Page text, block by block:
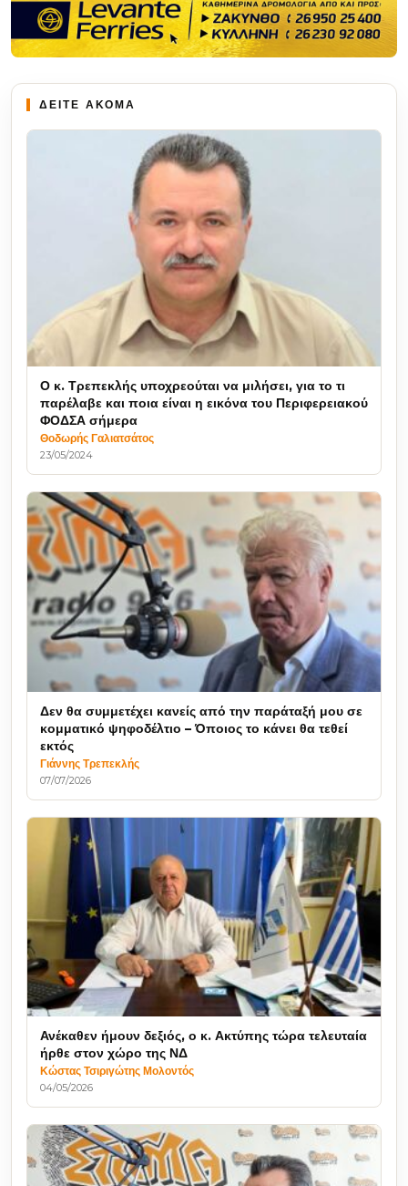
ΔΕΙΤΕ ΑΚΟΜΑ
Ο κ. Τρεπεκλής υποχρεούται να μιλήσει, για το τι
παρέλαβε και ποια είναι η εικόνα του Περιφερειακού
ΦΟΔΣΑ σήμερα
Θοδωρής Γαλιατσάτος
23/05/2024
Δεν θα συμμετέχει κανείς από την παράταξή μου σε
κομματικό ψηφοδέλτιο – Όποιος το κάνει θα τεθεί
εκτός
Γιάννης Τρεπεκλής
07/07/2026
Ανέκαθεν ήμουν δεξιός, ο κ. Ακτύπης τώρα τελευταία
ήρθε στον χώρο της ΝΔ
Κώστας Τσιριγώτης Μολοντός
04/05/2026